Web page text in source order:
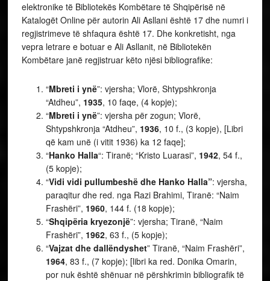
elektronike të Bibliotekës Kombëtare të Shqipërisë në
Katalogët Online për autorin Ali Asllani është 17 dhe numri i
regjistrimeve të shfaqura është 17. Dhe konkretisht, nga
vepra letrare e botuar e Ali Asllanit, në Bibliotekën
Kombëtare janë regjistruar këto njësi bibliografike:
“Mbreti i ynë”: vjersha; Vlorë, Shtypshkronja
“Atdheu”, 1935, 10 faqe, (4 kopje);
“Mbreti i ynë”: vjersha për zogun; Vlorë,
Shtypshkronja “Atdheu”, 1936, 10 f., (3 kopje), [Libri
që kam unë (i vitit 1936) ka 12 faqe];
“Hanko Halla“: Tiranë; “Kristo Luarasi”, 1942, 54 f.,
(5 kopje);
“Vidi vidi pullumbeshë dhe Hanko Halla”: vjersha,
paraqitur dhe red. nga Razi Brahimi, Tiranë: “Naim
Frashëri”, 1960, 144 f. (18 kopje);
“Shqipëria kryezonjë”: vjersha; Tiranë, “Naim
Frashëri”, 1962, 63 f., (5 kopje);
“Vajzat dhe dallëndyshet” Tiranë, “Naim Frashëri”,
1964, 83 f., (7 kopje); [libri ka red. Donika Omarin,
por nuk është shënuar në përshkrimin bibliografik të